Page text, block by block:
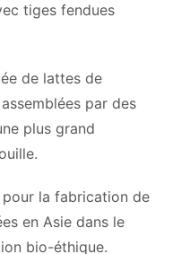
tiges fendues
de lattes de
par des
plus grand
la fabrication de
en Asie dans le
bio-éthique.